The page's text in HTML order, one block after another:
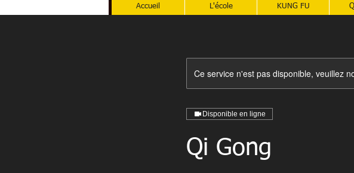
Accueil L'école KUNG FU
Ce service n'est pas disponible, veuillez
Disponible en ligne
Qi Gong